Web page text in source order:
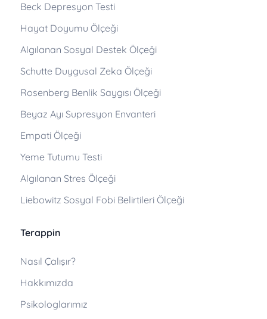
Terappin
Nasıl Çalışır?
Hakkımızda
Psikologlarımız
Beck Depresyon Testi
Hayat Doyumu Ölçeği
Algılanan Sosyal Destek Ölçeği
Schutte Duygusal Zeka Ölçeği
Rosenberg Benlik Saygısı Ölçeği
Beyaz Ayı Supresyon Envanteri
Empati Ölçeği
Yeme Tutumu Testi
Algılanan Stres Ölçeği
Liebowitz Sosyal Fobi Belirtileri Ölçeği